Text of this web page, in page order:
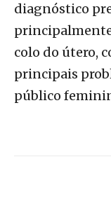
diagnóstico
principalmente
colo do útero,
principais
público